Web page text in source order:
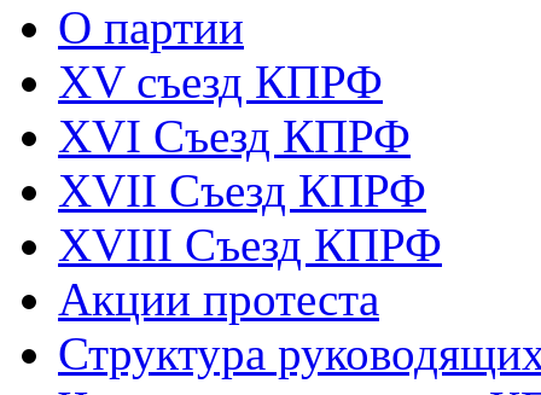
О партии
XV съезд КПРФ
XVI Съезд КПРФ
XVII Cъезд КПРФ
XVIII Cъезд КПРФ
Акции протеста
Структура